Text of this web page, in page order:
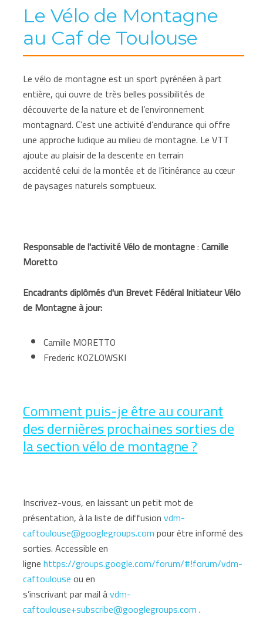
Le Vélo de Montagne
au Caf de Toulouse
Le vélo de montagne est un sport pyrénéen à part
entière, qui ouvre de très belles possibilités de
découverte de la nature et de l’environnement
montagnard. C’est une activité d’endurance qui offre
une approche ludique au milieu de montagne. Le VTT
ajoute au plaisir de la descente en terrain
accidenté celui de la montée et de l’itinérance au cœur
de paysages naturels somptueux.
Responsable de l'activité Vélo de montagne:Camille
Moretto
Encadrants diplômés d'un Brevet Fédéral Initiateur Vélo
de Montagne à jour:
Camille MORETTO
Frederic KOZLOWSKI
Comment puis-je être au courant
des dernières prochaines sorties de
la section vélo de montagne ?
Inscrivez-vous, en laissant un petit mot de
présentation, à la liste de diffusionvdm-
caftoulouse@googlegroups.compour être informé des
sorties. Accessible en
lignehttps://groups.google.com/forum/#!forum/vdm-
caftoulouseou en
s’inscrivant par mail àvdm-
caftoulouse+subscribe@googlegroups.com.